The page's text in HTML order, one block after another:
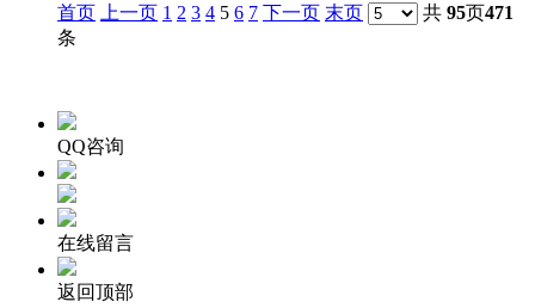
首页 上一页 1 2 3 4 5 6 7 下一页 末页 共 95页471
条
QQ咨询
在线留言
返回顶部